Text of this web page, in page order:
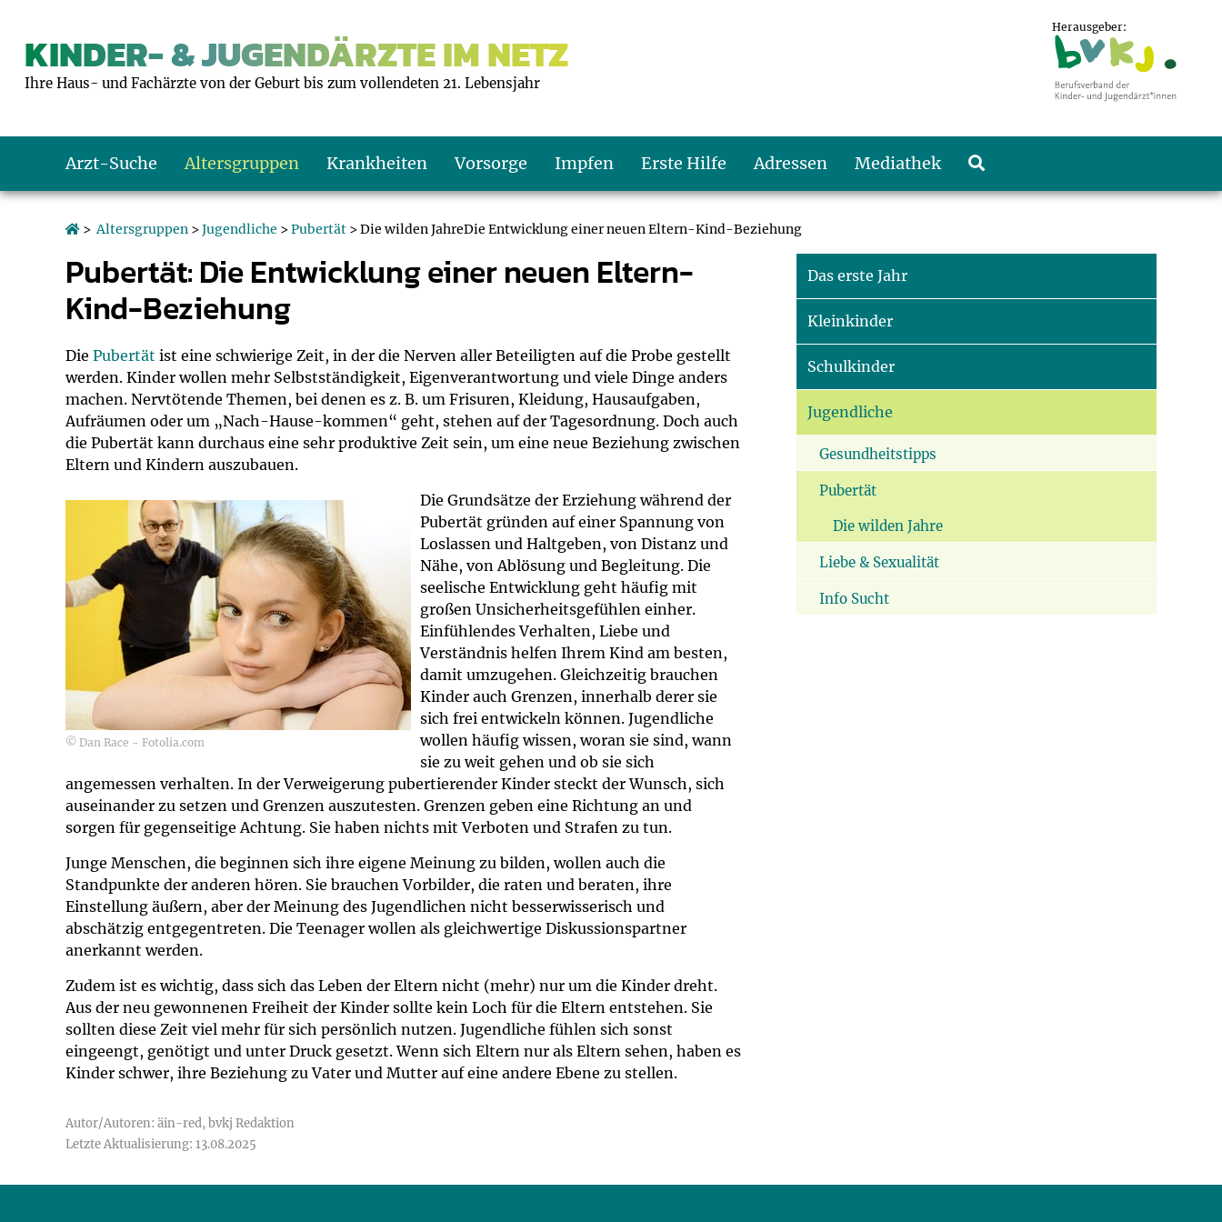
KINDER- & JUGENDÄRZTE IM NETZ
Ihre Haus- und Fachärzte von der Geburt bis zum vollendeten 21. Lebensjahr
Herausgeber:
Arzt-Suche Altersgruppen
Kleinkinder
Schulkinder
Jugendliche
Krankheiten Vorsorge
Kleinkind: U7 bis U9
Schulkind: U10 bis U11
Teenager: J1 bis J2
Impfen
Impfen: Wann und wie oft?
Was muss man beachten?
Impfreaktionen
Impfsicherheit
Häufige Fragen
Recht auf Impfung
Vorsorge- und Impferinnerung
Erste Hilfe
Giftnotruf
Hausapotheke
Sofortmaßnahmen
Notdienste
Adressen
Sozialpädiatrie
Gesundheitsämter
Link-Tipps
Mediathek
Körpergrößen-Rechner
Blutdruckrechner
Wachstum-Rechner
Empfehlungen zum Bildschirmmediengebrauch
Hörlexikon
Material zu den Vorsorgen
Entwicklungskalender
Broschüren und Informationsflyer
U0-Vorsorge
>Altersgruppen >Jugendliche >Pubertät > Die wilden JahreDie Entwicklung einer neuen Eltern-Kind-Beziehung
Pubertät: Die Entwicklung einer neuen Eltern-
Kind-Beziehung
Die Pubertät ist eine schwierige Zeit, in der die Nerven aller Beteiligten auf die Probe gestellt
werden. Kinder wollen mehr Selbstständigkeit, Eigenverantwortung und viele Dinge anders
machen. Nervtötende Themen, bei denen es z. B. um Frisuren, Kleidung, Hausaufgaben,
Aufräumen oder um „Nach-Hause-kommen“ geht, stehen auf der Tagesordnung. Doch auch
die Pubertät kann durchaus eine sehr produktive Zeit sein, um eine neue Beziehung zwischen
Eltern und Kindern auszubauen.
© Dan Race - Fotolia.com
Die Grundsätze der Erziehung während der
Pubertät gründen auf einer Spannung von
Loslassen und Haltgeben, von Distanz und
Nähe, von Ablösung und Begleitung. Die
seelische Entwicklung geht häufig mit
großen Unsicherheitsgefühlen einher.
Einfühlendes Verhalten, Liebe und
Verständnis helfen Ihrem Kind am besten,
damit umzugehen. Gleichzeitig brauchen
Kinder auch Grenzen, innerhalb derer sie
sich frei entwickeln können. Jugendliche
wollen häufig wissen, woran sie sind, wann
sie zu weit gehen und ob sie sich
angemessen verhalten. In der Verweigerung pubertierender Kinder steckt der Wunsch, sich
auseinander zu setzen und Grenzen auszutesten. Grenzen geben eine Richtung an und
sorgen für gegenseitige Achtung. Sie haben nichts mit Verboten und Strafen zu tun.
Junge Menschen, die beginnen sich ihre eigene Meinung zu bilden, wollen auch die
Standpunkte der anderen hören. Sie brauchen Vorbilder, die raten und beraten, ihre
Einstellung äußern, aber der Meinung des Jugendlichen nicht besserwisserisch und
abschätzig entgegentreten. Die Teenager wollen als gleichwertige Diskussionspartner
anerkannt werden.
Zudem ist es wichtig, dass sich das Leben der Eltern nicht (mehr) nur um die Kinder dreht.
Aus der neu gewonnenen Freiheit der Kinder sollte kein Loch für die Eltern entstehen. Sie
sollten diese Zeit viel mehr für sich persönlich nutzen. Jugendliche fühlen sich sonst
eingeengt, genötigt und unter Druck gesetzt. Wenn sich Eltern nur als Eltern sehen, haben es
Kinder schwer, ihre Beziehung zu Vater und Mutter auf eine andere Ebene zu stellen.
Autor/Autoren: äin-red, bvkj Redaktion
Letzte Aktualisierung: 13.08.2025
Das erste Jahr
Kleinkinder
Schulkinder
Jugendliche
Gesundheitstipps
Pubertät
Die wilden Jahre
Liebe & Sexualität
Info Sucht